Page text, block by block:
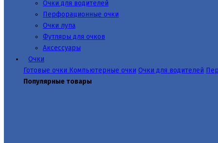
Очки для водителей
Перфорационные очки
Очки лупа
Футляры для очков
Аксессуары
Очки
Готовые очки Компьютерные очки Очки для водителей
Популярные товары